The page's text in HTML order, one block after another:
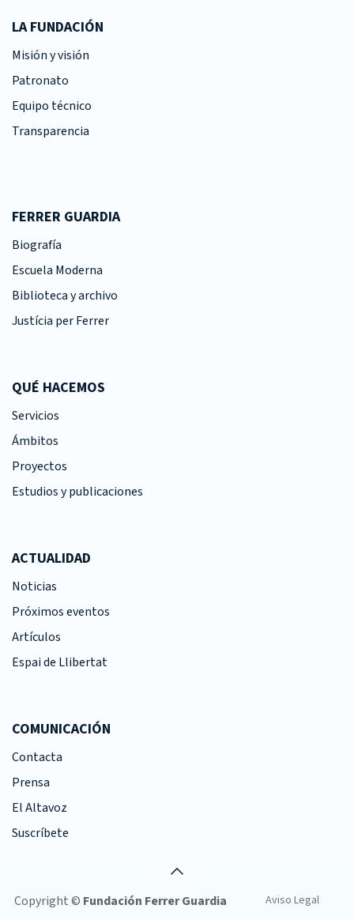
LA FUNDACIÓN
Misión y visión
Patronato
Equipo técnico
Transparencia
FERRER GUARDIA
Biografía
Escuela Moderna
Biblioteca y archivo
Justícia per Ferrer
QUÉ HACEMOS
Servicios
Ámbitos
Proyectos
Estudios y publicaciones
ACTUALIDAD
Noticias
Próximos eventos
Artículos
Espai de Llibertat
COMUNICACIÓN
Contacta
Prensa
El Altavoz
Suscríbete
Copyright © Fundación Ferrer Guardia Aviso Legal